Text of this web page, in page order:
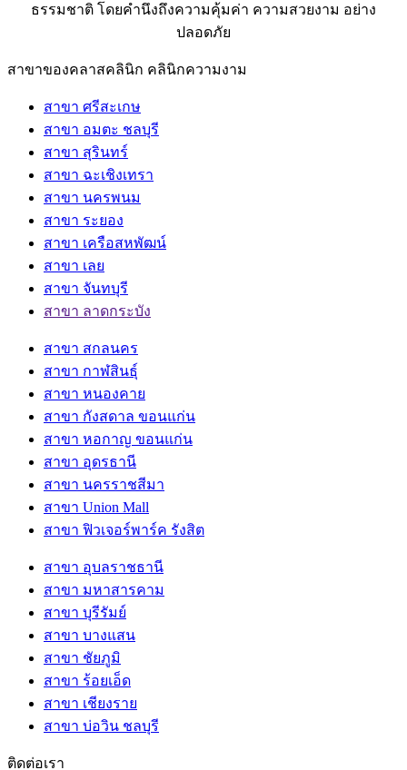
ธรรมชาติ โดยคำนึงถึงความคุ้มค่า ความสวยงาม อย่าง
ปลอดภัย
สาขาของคลาสคลินิก คลินิกความงาม
สาขา ศรีสะเกษ
สาขา อมตะ ชลบุรี
สาขา สุรินทร์
สาขา ฉะเชิงเทรา
สาขา นครพนม
สาขา ระยอง
สาขา เครือสหพัฒน์
สาขา เลย
สาขา จันทบุรี
สาขา ลาดกระบัง
สาขา สกลนคร
สาขา กาฬสินธุ์
สาขา หนองคาย
สาขา กังสดาล ขอนแก่น
สาขา หอกาญ ขอนแก่น
สาขา อุดรธานี
สาขา นครราชสีมา
สาขา Union Mall
สาขา ฟิวเจอร์พาร์ค รังสิต
สาขา อุบลราชธานี
สาขา มหาสารคาม
สาขา บุรีรัมย์
สาขา บางแสน
สาขา ชัยภูมิ
สาขา ร้อยเอ็ด
สาขา เชียงราย
สาขา บ่อวิน ชลบุรี
ติดต่อเรา